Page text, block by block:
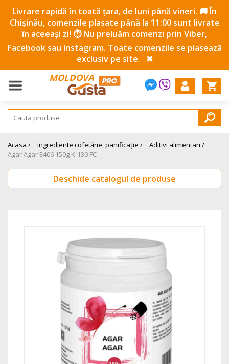
Livrare rapidă în toată țara, de luni până vineri. 🚚 În
Chișinău, comenzile plasate până la 11:00 sunt livrate
în aceeași zi! ⏱️ Nu preluăm comenzi prin Viber,
Facebook sau Instagram. Toate comenzile se plasează
exclusiv pe site.
✖
MOLDOVA
Acasa / Ingrediente cofetărie, panificație /
Aditivi alimentari /
Agar Agar E406 150g K-130 FC
Deschide catalogul de produse